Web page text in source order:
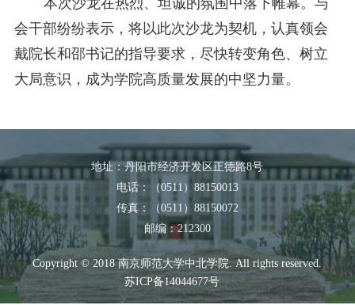
本次沙龙在热烈、坦诚的氛围中落下帷幕。与
会干部纷纷表示，将以此次沙龙为契机，认真领会
戴院长和邵书记的指导要求，尽快转变角色、树立
大局意识，成为学院高质量发展的中坚力量。
地址：丹阳市经济开发区正德路8号
电话：（0511）88150013
传真：（0511）88150072
邮编：212300
Copyright © 2018 南京师范大学中北学院. All rights reserved.
苏ICP备14044677号